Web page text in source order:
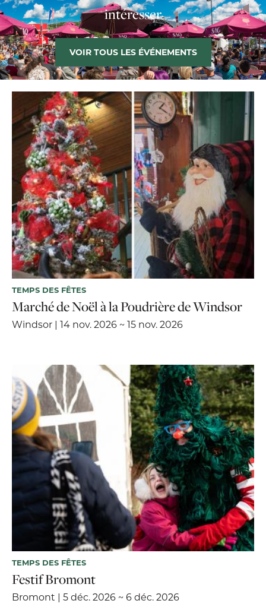
intéresser
VOIR TOUS LES ÉVÉNEMENTS
TEMPS DES FÊTES
Marché de Noël à la Poudrière de Windsor
Windsor | 14 nov. 2026 ~ 15 nov. 2026
TEMPS DES FÊTES
Festif Bromont
Bromont | 5 déc. 2026 ~ 6 déc. 2026